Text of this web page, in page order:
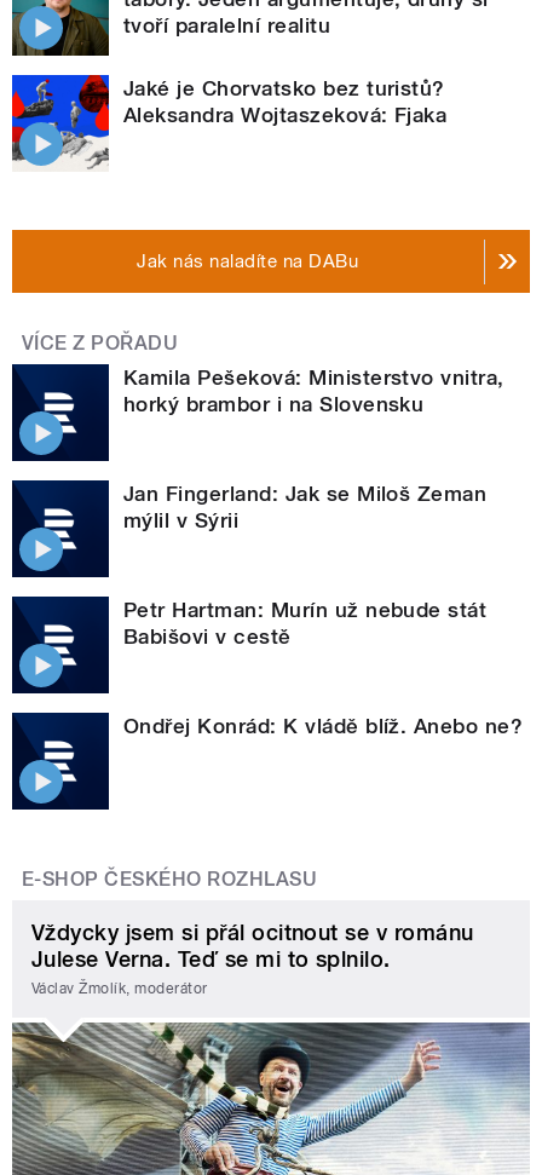
tvoří paralelní realitu
Jaké je Chorvatsko bez turistů?
Aleksandra Wojtaszeková: Fjaka
Jak nás naladíte na DABu
VÍCE Z POŘADU
Kamila Pešeková: Ministerstvo vnitra,
horký brambor i na Slovensku
Jan Fingerland: Jak se Miloš Zeman
mýlil v Sýrii
Petr Hartman: Murín už nebude stát
Babišovi v cestě
Ondřej Konrád: K vládě blíž. Anebo ne?
E-SHOP ČESKÉHO ROZHLASU
Vždycky jsem si přál ocitnout se v románu
Julese Verna. Teď se mi to splnilo.
Václav Žmolík, moderátor